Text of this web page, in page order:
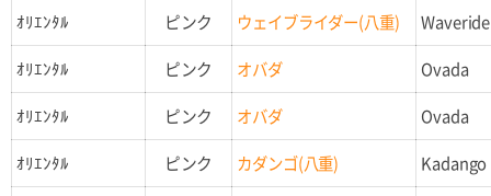
ｵﾘｴﾝﾀﾙ
ピンク ウェイブライダー(八重)
ｵﾘｴﾝﾀﾙ
ピンク オバダ
Ovada
ｵﾘｴﾝﾀﾙ
ピンク オバダ
Ovada
ｵﾘｴﾝﾀﾙ
ピンク カダンゴ(八重)
Kadango